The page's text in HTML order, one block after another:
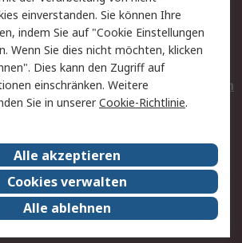
Datenschutz
Zahlungsbedingungen
Entsorgung
Elektrogeräte/Batterien
RS weltweit
Nachhaltigkeit
ZertifikatePresse-Center
einverstanden. Sie können Ihre
indem Sie auf "Cookie Einstellungen
Wenn Sie dies nicht möchten, klicken
Dies kann den Zugriff auf
einschränken. Weitere
Sie in unsererCookie-Richtlinie.
Alle akzeptieren
Cookies verwalten
Alle ablehnen